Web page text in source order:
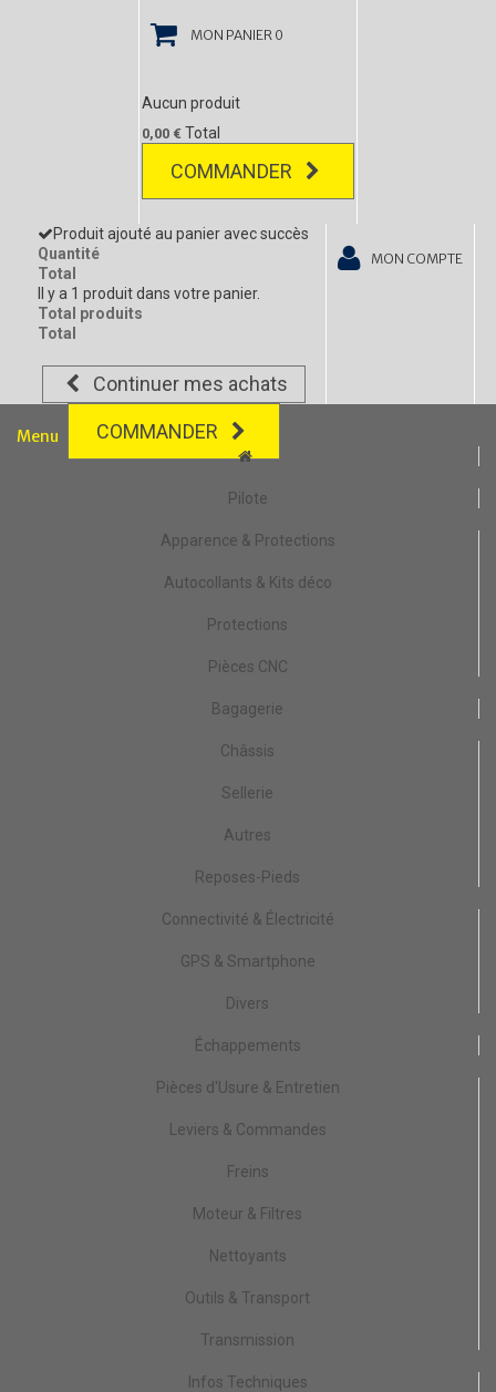
MON PANIER 0
Aucun produit
0,00 € Total
COMMANDER
Produit ajouté au panier avec succès
Quantité
Total
Il y a 1 produit dans votre panier.
Total produits
Total
Continuer mes achats
COMMANDER
MON COMPTE
Menu
Pilote
Apparence & Protections
Autocollants & Kits déco
Protections
Pièces CNC
Bagagerie
Châssis
Sellerie
Autres
Reposes-Pieds
Connectivité & Électricité
GPS & Smartphone
Divers
Échappements
Pièces d'Usure & Entretien
Leviers & Commandes
Freins
Moteur & Filtres
Nettoyants
Outils & Transport
Transmission
Infos Techniques